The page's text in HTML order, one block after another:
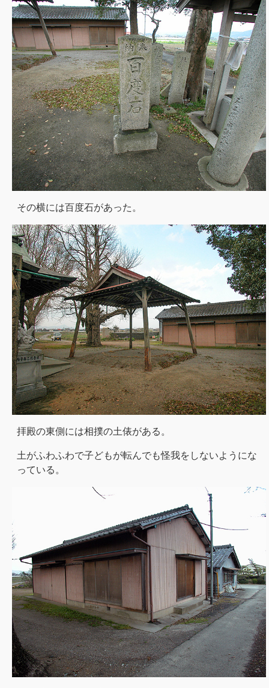
その横には百度石があった。
拝殿の東側には相撲の土俵がある。
土がふわふわで子どもが転んでも怪我をしないようにな
っている。